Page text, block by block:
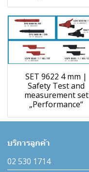
SET 9622 4 mm |
Safety Test and
measurement set
„Performance“
บริการลูกค้า
02 530 1714